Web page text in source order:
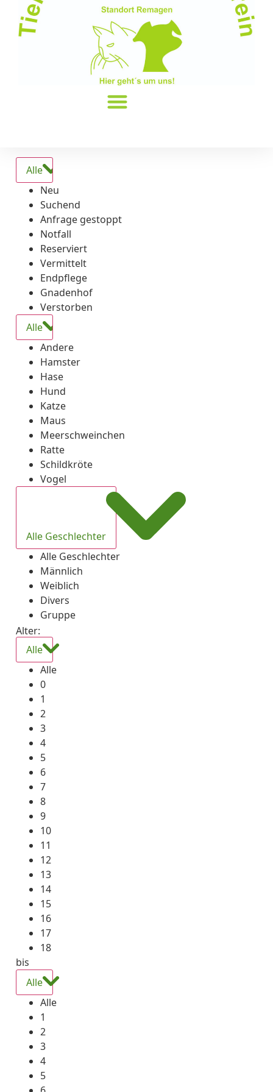
Alle
Neu
Suchend
Anfrage gestoppt
Notfall
Reserviert
Vermittelt
Endpflege
Gnadenhof
Verstorben
Alle
Andere
Hamster
Hase
Hund
Katze
Maus
Meerschweinchen
Ratte
Schildkröte
Vogel
Alle Geschlechter
Alle Geschlechter
Männlich
Weiblich
Divers
Gruppe
Alter:
Alle
Alle
0
1
2
3
4
5
6
7
8
9
10
11
12
13
14
15
16
17
18
bis
Alle
Alle
1
2
3
4
5